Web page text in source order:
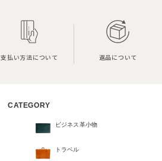
支払い方法について 返品について
CATEGORY
ビジネス革小物
トラベル